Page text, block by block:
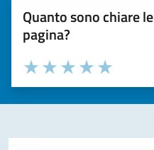
Quanto sono chiare
pagina?
Valuta la chiarezza delle
Seleziona il numero di
Valuta 5
Valuta 4 stelle
Valuta 3 stelle su 5
Valuta 2 stelle su 5
Valuta 1 stelle su 5